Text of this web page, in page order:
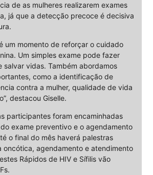
de as mulheres realizarem exames
já que a detecção precoce é decisiva
um momento de reforçar o cuidado
Um simples exame pode fazer
salvar vidas. Também abordamos
como a identificação de
contra a mulher, qualidade de vida
destacou Giselle.
participantes foram encaminhadas
exame preventivo e o agendamento
o final do mês haverá palestras
oncótica, agendamento e atendimento
Rápidos de HIV e Sífilis vão